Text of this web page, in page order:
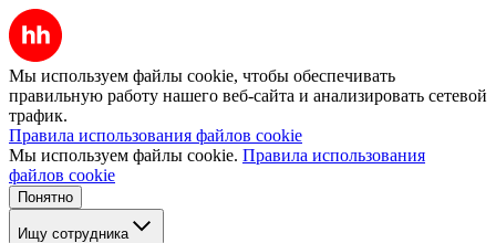
Мы используем файлы cookie, чтобы обеспечивать
правильную работу нашего веб-сайта и анализировать сетевой
трафик.
Правила использования файлов cookie
Мы используем файлы cookie. Правила использования
файлов cookie
Понятно
Ищу сотрудника